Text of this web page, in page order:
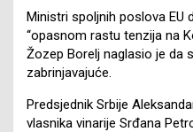
Ministri spoljnih poslova EU
“opasnom rastu tenzija na
Žozep Borelj naglasio je da
zabrinjavajuće.
Predsjednik Srbije
vlasnika vinarije Srđana